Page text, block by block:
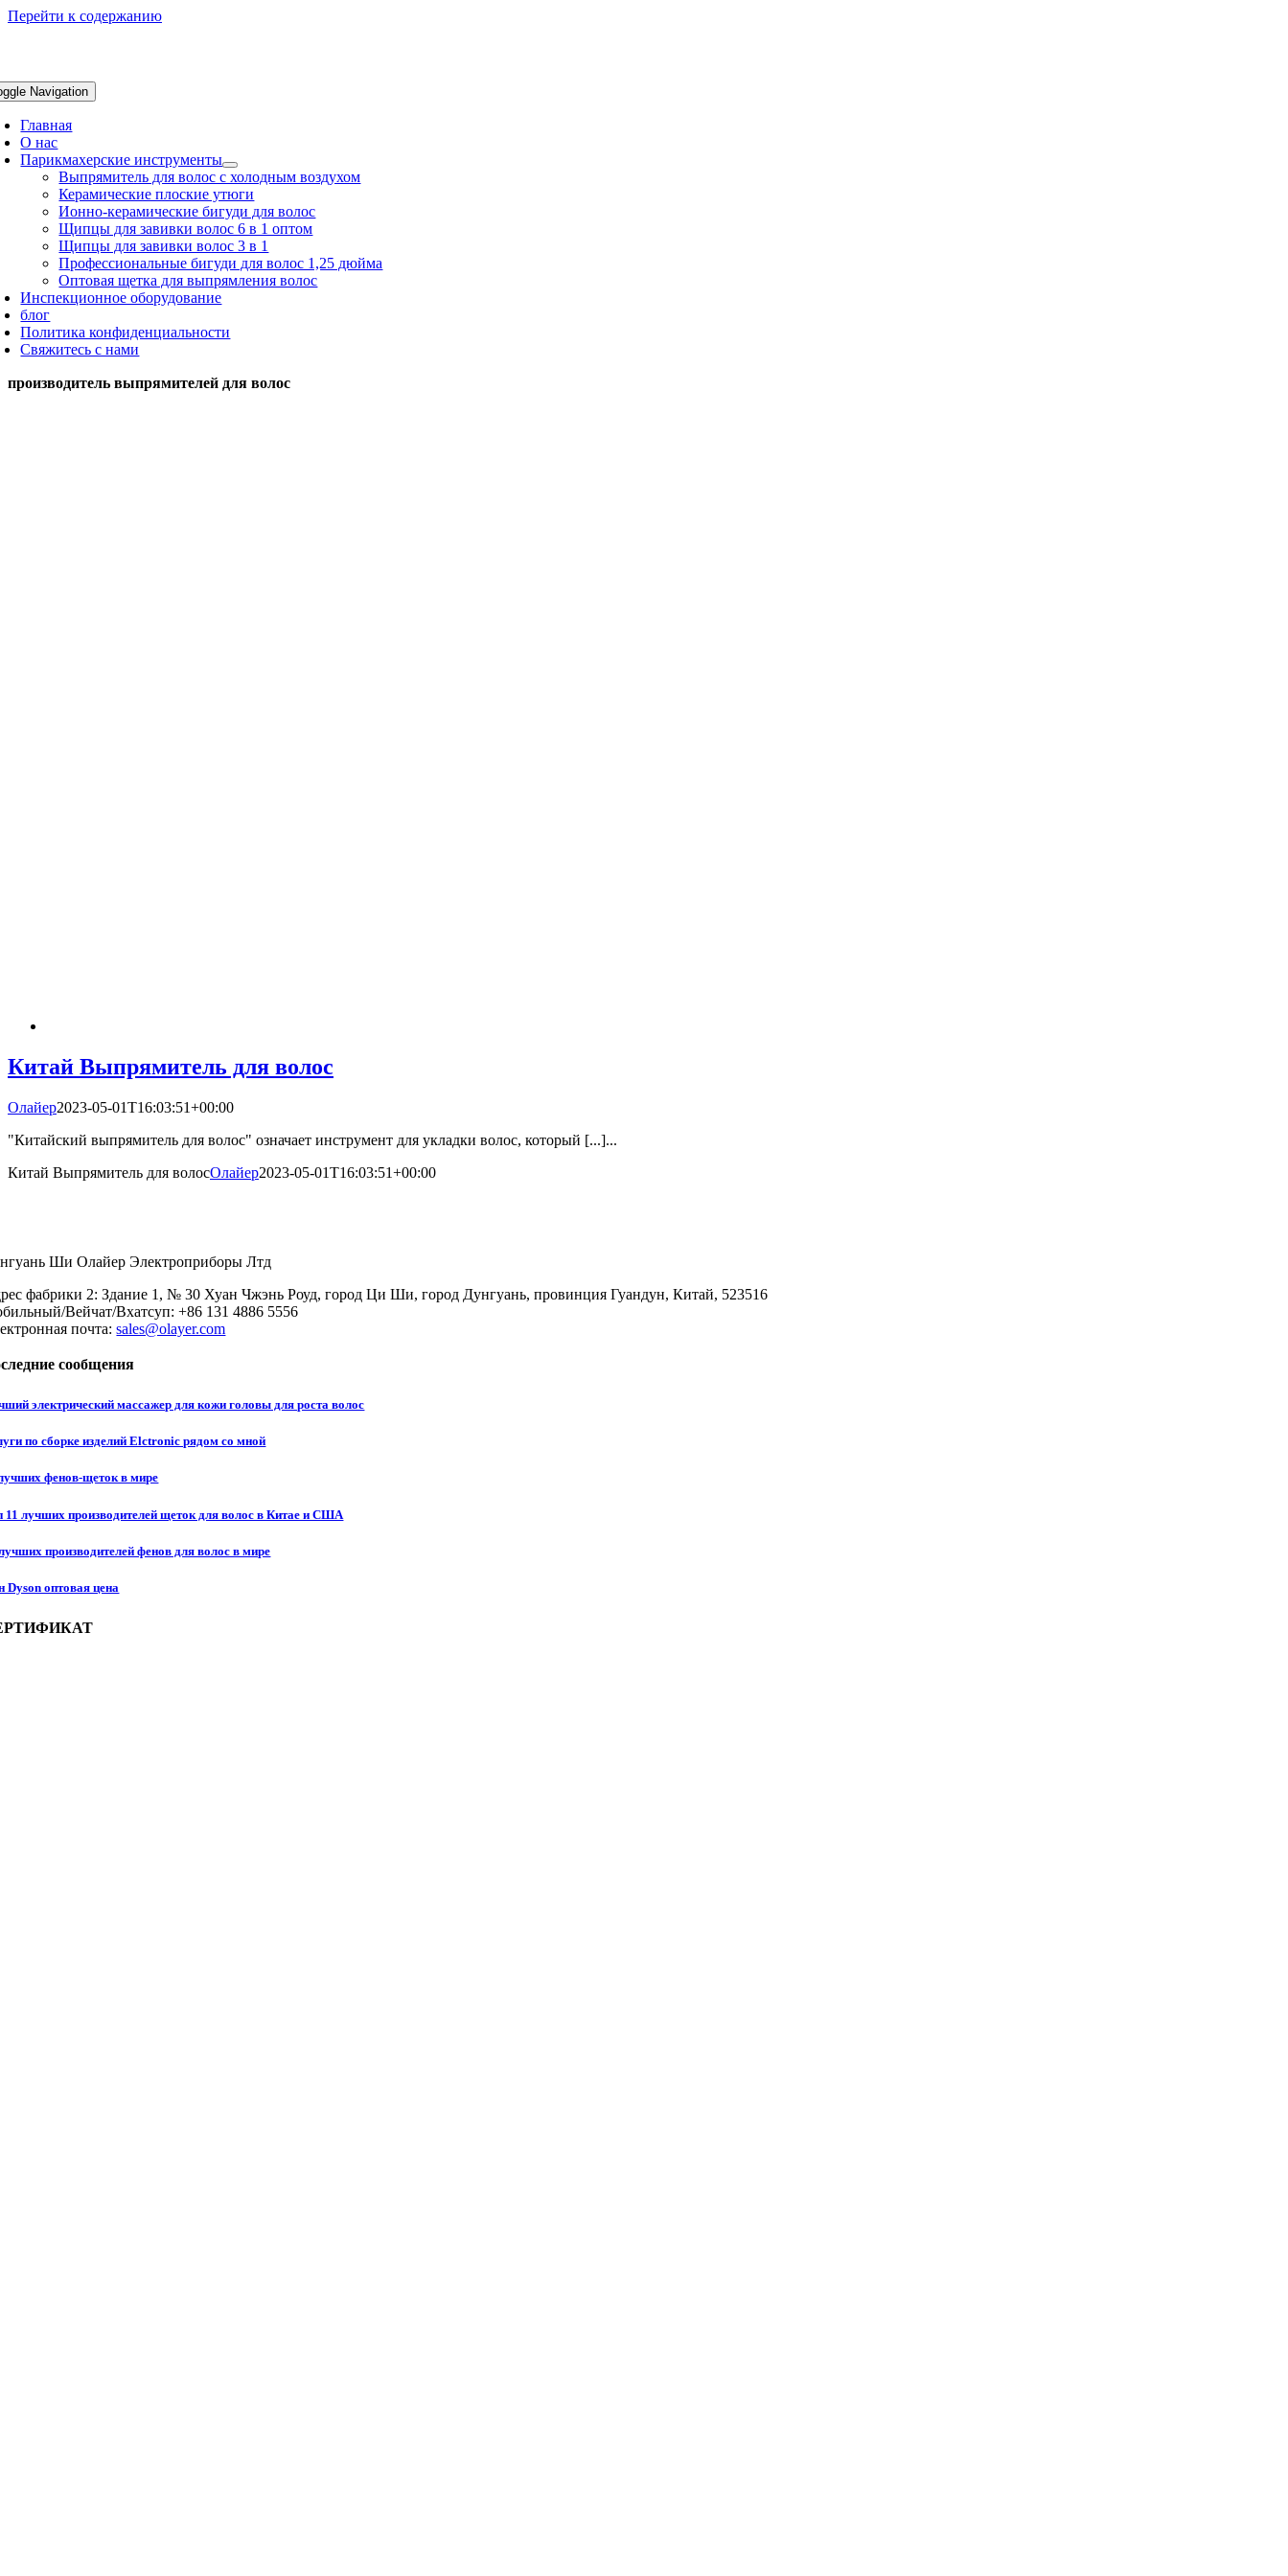
Перейти к содержанию
Navigation
Главная
О нас
Парикмахерские инструменты
Выпрямитель для волос с холодным воздухом
Керамические плоские утюги
Ионно-керамические бигуди для волос
Щипцы для завивки волос 6 в 1 оптом
Щипцы для завивки волос 3 в 1
Профессиональные бигуди для волос 1,25 дюйма
Оптовая щетка для выпрямления волос
Инспекционное оборудование
блог
Политика конфиденциальности
Свяжитесь с нами
производитель выпрямителей для волос
Китай Выпрямитель для волос
Олайер2023-05-01T16:03:51+00:00
"Китайский выпрямитель для волос" означает инструмент для укладки волос, который [...]...
Китай Выпрямитель для волосОлайер2023-05-01T16:03:51+00:00
Ши Олайер Электроприборы Лтд
фабрики 2: Здание 1, № 30 Хуан Чжэнь Роуд, город Ци Ши, город Дунгуань, провинция Гуандун, Китай, 523516
Вейчат/Вхатсуп: +86 131 4886 5556
почта:sales@olayer.com
сообщения
электрический массажер для кожи головы для роста волос
по сборке изделий Elctronic рядом со мной
фенов-щеток в мире
11 лучших производителей щеток для волос в Китае и США
производителей фенов для волос в мире
Dyson оптовая цена